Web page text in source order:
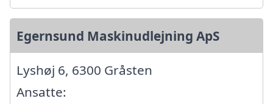
Egernsund Maskinudlejning ApS
Lyshøj 6, 6300 Gråsten
Ansatte: